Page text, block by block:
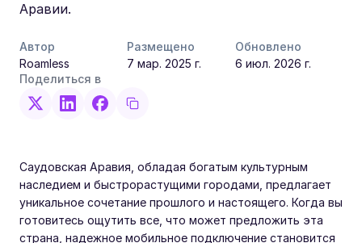
Аравии.
Автор
Roamless
Размещено
7 мар. 2025 г.
Обновлено
6 июл. 2026 г.
Поделиться в
Саудовская Аравия, обладая богатым культурным
наследием и быстрорастущими городами, предлагает
уникальное сочетание прошлого и настоящего. Когда вы
готовитесь ощутить все, что может предложить эта
страна, надежное мобильное подключение становится